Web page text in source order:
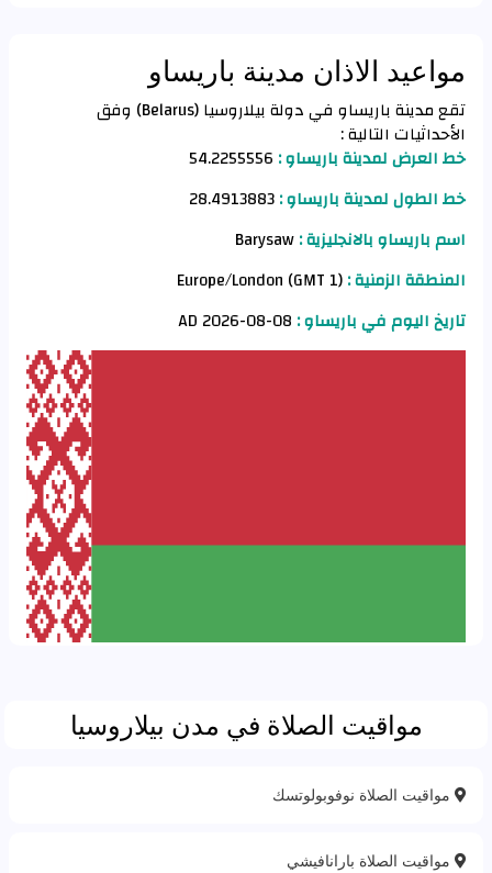
مواعيد الاذان مدينة باريساو
تقع مدينة باريساو في دولة بيلاروسيا (Belarus) وفق
الأحداثيات التالية :
خط العرض لمدينة باريساو : 54.2255556
خط الطول لمدينة باريساو :
اسم باريساو بالانجليزية :
المنطقة الزمنية :
تاريخ اليوم في باريساو :
مواقيت الصلاة في مدن بيلاروسيا
مواقيت الصلاة نوفوبولوتسك
مواقيت الصلاة بارانافيشي